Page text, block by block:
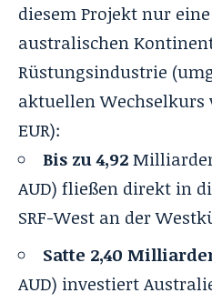
diesem Projekt nur
australischen
Rüstungsindustrie
aktuellen Wechselkurs
EUR):
Bis zu 4,92
AUD) fließen direkt in
SRF-West an der
Satte 2,40
AUD) investiert